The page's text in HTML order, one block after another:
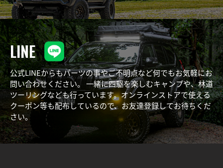
LINE
公式LINEからもパーツの事やご不明点など何でもお気軽にお
問い合わせください。 一緒に四駆を楽しむキャンプや、林道
ツーリングなども行っています。オンラインストアで使える
クーポン等も配布しているので、お友達登録してお待ちくだ
さい。